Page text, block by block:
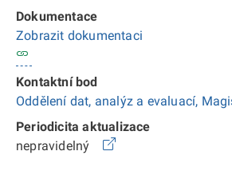
Dokumentace
Zobrazit dokumentaci
Kontaktní bod
Oddělení dat, analýz a evaluací,
Periodicita aktualizace
nepravidelný